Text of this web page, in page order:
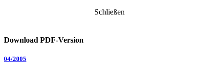
Schließen
Download PDF-Version
04/2005